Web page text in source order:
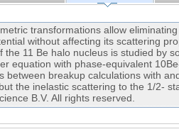
transformations allow
without affecting its scattering
the 11 Be halo nucleus is studied by
equation with phase-equivalent
between breakup calculations with
the inelastic scattering to the 1/2-
B.V. All rights reserved.